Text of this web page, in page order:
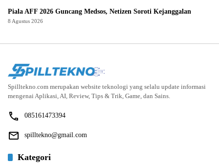
Piala AFF 2026 Guncang Medsos, Netizen Soroti Kejanggalan
8 Agustus 2026
Spilltekno.com merupakan website teknologi yang selalu update informasi
mengenai Aplikasi, AI, Review, Tips & Trik, Game, dan Sains.
085161473394
spilltekno@gmail.com
Kategori